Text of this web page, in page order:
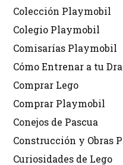
Colección Playmobil
Colegio Playmobil
Comisarías Playmobil
Cómo Entrenar a tu
Comprar Lego
Comprar Playmobil
Conejos de Pascua
Construcción y Obras
Curiosidades de Lego